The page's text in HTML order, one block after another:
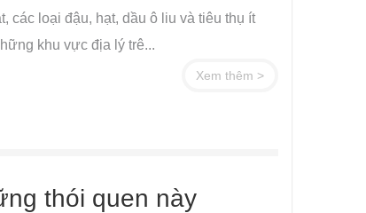
loại đậu, hạt, dầu ô liu và tiêu thụ ít
khu vực địa lý trê...
Xem thêm >
thói quen này